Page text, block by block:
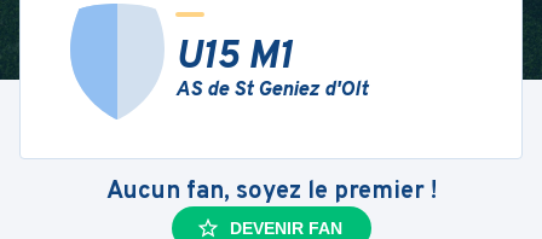
U15 M1
AS de St Geniez d'Olt
Aucun fan, soyez le premier !
DEVENIR FAN